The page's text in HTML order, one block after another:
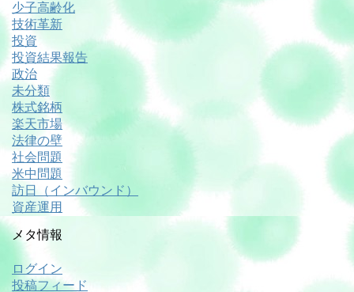
少子高齢化
技術革新
投資
投資結果報告
政治
未分類
株式銘柄
楽天市場
法律の壁
社会問題
米中問題
訪日（インバウンド）
資産運用
メタ情報
ログイン
投稿フィード